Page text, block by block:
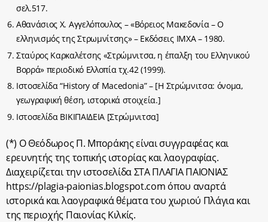
σελ.517.
Αθανάσιος Χ. Αγγελόπουλος – «Βόρειος Μακεδονία – Ο
ελληνισμός της Στρωμνίτσης» – Εκδόσεις ΙΜΧΑ – 1980.
Σταύρος Καρκαλέτσης «Στρώμνιτσα, η έπαλξη του Ελληνικού
Βορρά» περιοδικό Ελλοπία τχ.42 (1999).
Ιστοσελίδα “History of Macedonia” – [Η Στρώμνιτσα: όνομα,
γεωγραφική θέση, ιστορικά στοιχεία.]
Ιστοσελίδα ΒΙΚΙΠΑΙΔΕΙΑ [Στρώμνιτσα]
(*) Ο Θεόδωρος Π. Μποράκης είναι συγγραφέας και
ερευνητής της τοπικής ιστορίας και λαογραφίας.
Διαχειρίζεται την ιστοσελίδα ΣΤΑ ΠΛΑΓΙΑ ΠΑΙΟΝΙΑΣ
https://plagia-paionias.blogspot.com όπου αναρτά
ιστορικά και λαογραφικά θέματα του χωριού Πλάγια και
της περιοχής Παιονίας Κιλκίς.